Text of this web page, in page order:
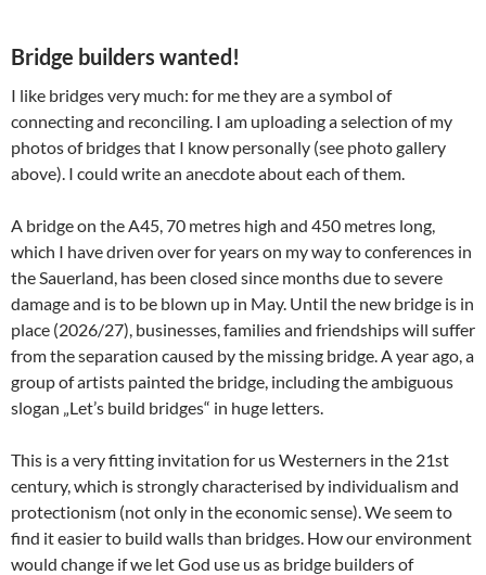
Bridge builders wanted!
I like bridges very much: for me they are a symbol of
connecting and reconciling. I am uploading a selection of my
photos of bridges that I know personally (see photo gallery
above). I could write an anecdote about each of them.
A bridge on the A45, 70 metres high and 450 metres long,
which I have driven over for years on my way to conferences in
the Sauerland, has been closed since months due to severe
damage and is to be blown up in May. Until the new bridge is in
place (2026/27), businesses, families and friendships will suffer
from the separation caused by the missing bridge. A year ago, a
group of artists painted the bridge, including the ambiguous
slogan „Let’s build bridges“ in huge letters.
This is a very fitting invitation for us Westerners in the 21st
century, which is strongly characterised by individualism and
protectionism (not only in the economic sense). We seem to
find it easier to build walls than bridges. How our environment
would change if we let God use us as bridge builders of